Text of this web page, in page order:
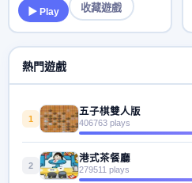
▶ Play 收藏遊戲
熱門遊戲
1
五子棋雙人版
406763 plays
2
港式茶餐廳
279511 plays